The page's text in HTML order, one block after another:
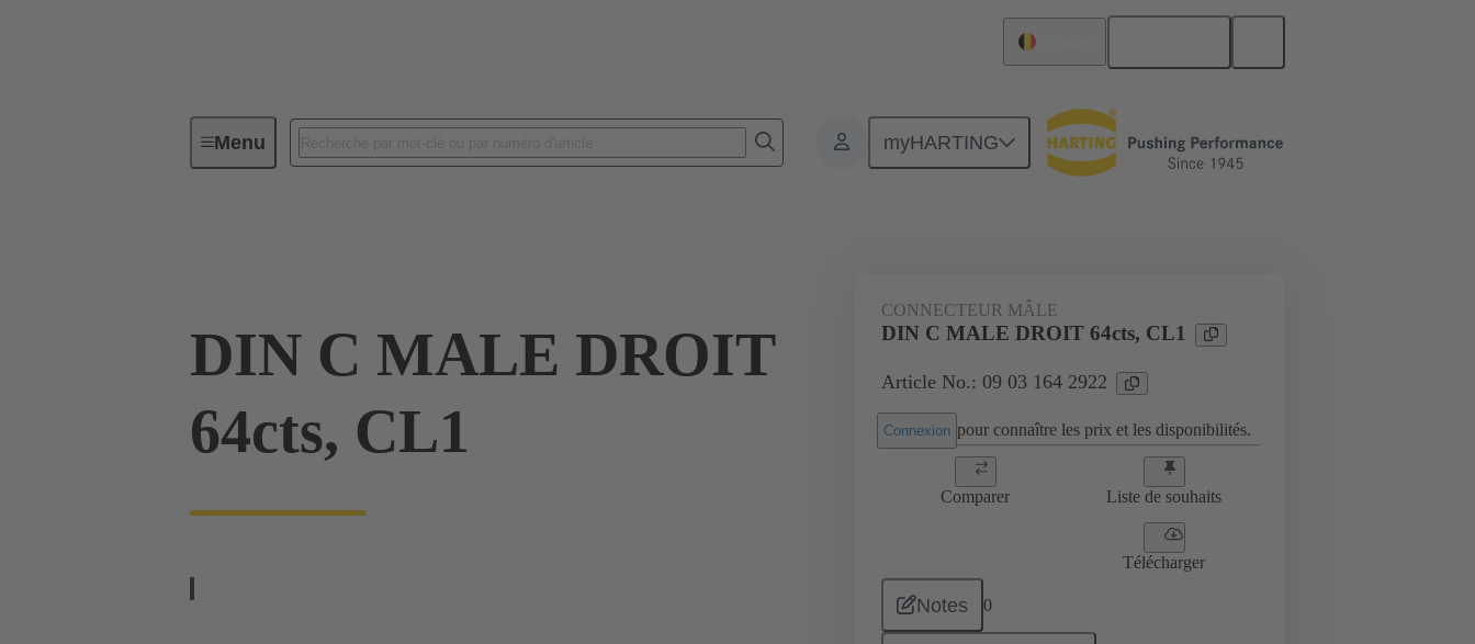
Menu myHARTING
Connectivité d'Equipements Connecteurs carte à carte Produits Raccordement carte mère à carte fille
DIN C MALE DROIT
64cts, CL1
CONNECTEUR MÂLE
DIN C MALE DROIT 64cts, CL1
Article No.: 09 03 164 2922
Connexion pour connaître les prix et les disponibilités.
Comparer Liste de souhaits
Télécharger
Notes 0